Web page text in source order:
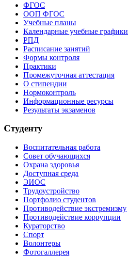
ФГОС
ООП ФГОС
Учебные планы
Календарные учебные графики
РПД
Расписание занятий
Формы контроля
Практики
Промежуточная аттестация
О стипендии
Нормоконтроль
Информационные ресурсы
Результаты экзаменов
Студенту
Воспитательная работа
Совет обучающихся
Охрана здоровья
Доступная среда
ЭИОС
Трудоустройство
Портфолио студентов
Противодействие экстремизму
Противодействие коррупции
Кураторство
Спорт
Волонтеры
Фотогаллерея